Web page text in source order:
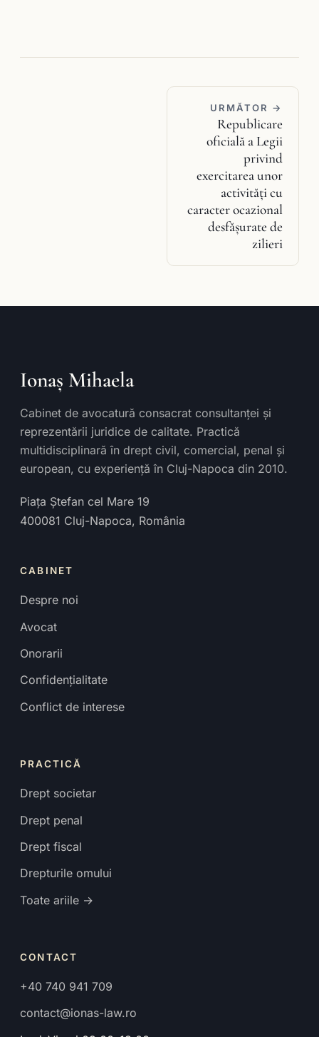
URMĂTOR →
Republicare
oficială a Legii
privind
exercitarea unor
activităţi cu
caracter ocazional
desfăşurate de
zilieri
Ionaș Mihaela
Cabinet de avocatură consacrat consultanței și
reprezentării juridice de calitate. Practică
multidisciplinară în drept civil, comercial, penal și
european, cu experiență în Cluj-Napoca din 2010.
Piața Ștefan cel Mare 19
400081 Cluj-Napoca, România
CABINET
Despre noi
Avocat
Onorarii
Confidențialitate
Conflict de interese
PRACTICĂ
Drept societar
Drept penal
Drept fiscal
Drepturile omului
Toate ariile →
CONTACT
+40 740 941 709
contact@ionas-law.ro